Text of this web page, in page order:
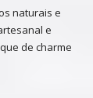
naturais e
e
de charme